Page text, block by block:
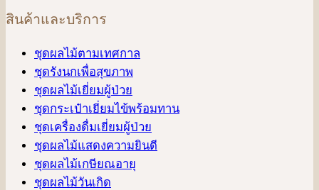
สินค้าและบริการ
ชุดผลไม้ตามเทศกาล
ชุดรังนกเพื่อสุขภาพ
ชุดผลไม้เยี่ยมผู้ป่วย
ชุดกระเป๋าเยี่ยมไข้พร้อมทาน
ชุดเครื่องดื่มเยี่ยมผู้ป่วย
ชุดผลไม้แสดงความยินดี
ชุดผลไม้เกษียณอายุ
ชุดผลไม้วันเกิด